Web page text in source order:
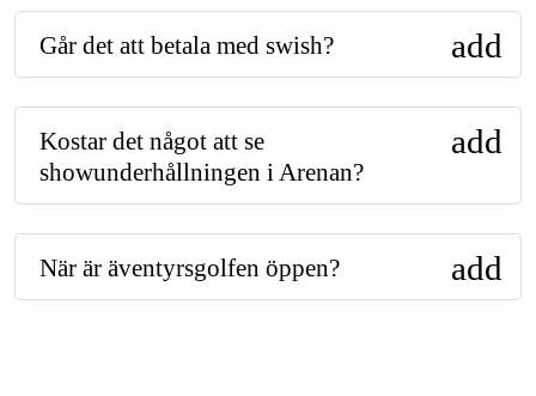
Går det att betala med swish? add
Kostar det något att se
showunderhållningen i Arenan?
add
När är äventyrsgolfen öppen? add